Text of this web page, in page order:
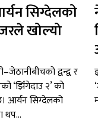
सिग्देलको
खोल्यो
द्वन्द्व र
‘झिँगेदाउ २’ को
आर्यन सिग्देलको
थप...